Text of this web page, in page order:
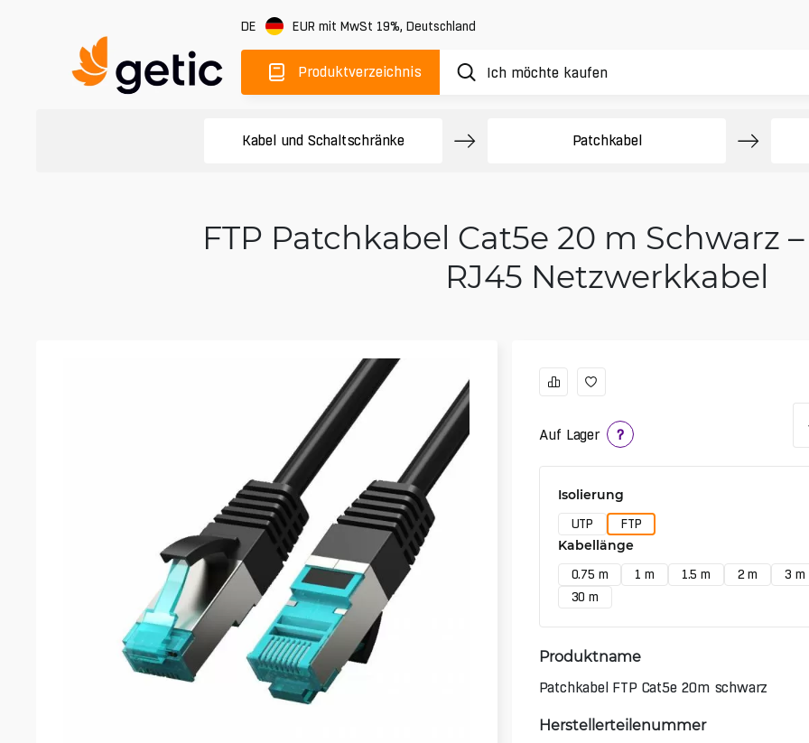
DE EUR mit MwSt 19%, Deutschland
Produktverzeichnis
Kabel und Schaltschränke Patchkabel
FTP Patchkabel Cat5e 20 m Schwarz
RJ45 Netzwerkkabel
Auf Lager ?
Isolierung
UTP FTP
Kabellänge
0.75 m 1 m 1.5 m 2 m
3 m
30 m
Produktname
Patchkabel FTP Cat5e 20m schwarz
Herstellerteilenummer